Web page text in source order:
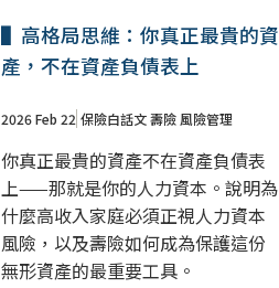
▌高格局思維：你真正最貴的資
產，不在資產負債表上
2026 Feb 22 保險白話文壽險 風險管理
你真正最貴的資產不在資產負債表
上——那就是你的人力資本。說明為
什麼高收入家庭必須正視人力資本
風險，以及壽險如何成為保護這份
無形資產的最重要工具。